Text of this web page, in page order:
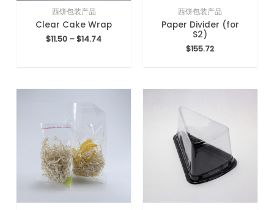
西饼包装产品
Clear Cake Wrap
$11.50 –$14.74
西饼包装产品
Paper Divider (for
S2)
$155.72